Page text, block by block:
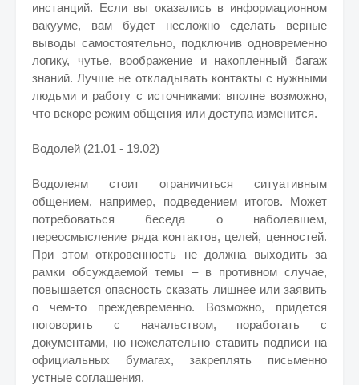
инстанций. Если вы оказались в информационном
вакууме, вам будет несложно сделать верные
выводы самостоятельно, подключив одновременно
логику, чутье, воображение и накопленный багаж
знаний. Лучше не откладывать контакты с нужными
людьми и работу с источниками: вполне возможно,
что вскоре режим общения или доступа изменится.
Водолей (21.01 - 19.02)
Водолеям стоит ограничиться ситуативным
общением, например, подведением итогов. Может
потребоваться беседа о наболевшем,
переосмысление ряда контактов, целей, ценностей.
При этом откровенность не должна выходить за
рамки обсуждаемой темы – в противном случае,
повышается опасность сказать лишнее или заявить
о чем-то преждевременно. Возможно, придется
поговорить с начальством, поработать с
документами, но нежелательно ставить подписи на
официальных бумагах, закреплять письменно
устные соглашения.